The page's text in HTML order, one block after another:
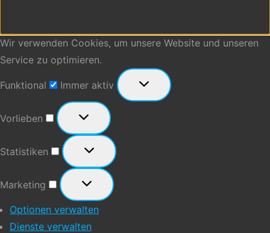
Wir verwenden Cookies, um unsere Website und unseren
Service zu optimieren.
Funktional Immer aktiv
Vorlieben
Vorlieben
Statistiken
Statistiken
Marketing
Marketing
Optionen verwalten
Dienste verwalten